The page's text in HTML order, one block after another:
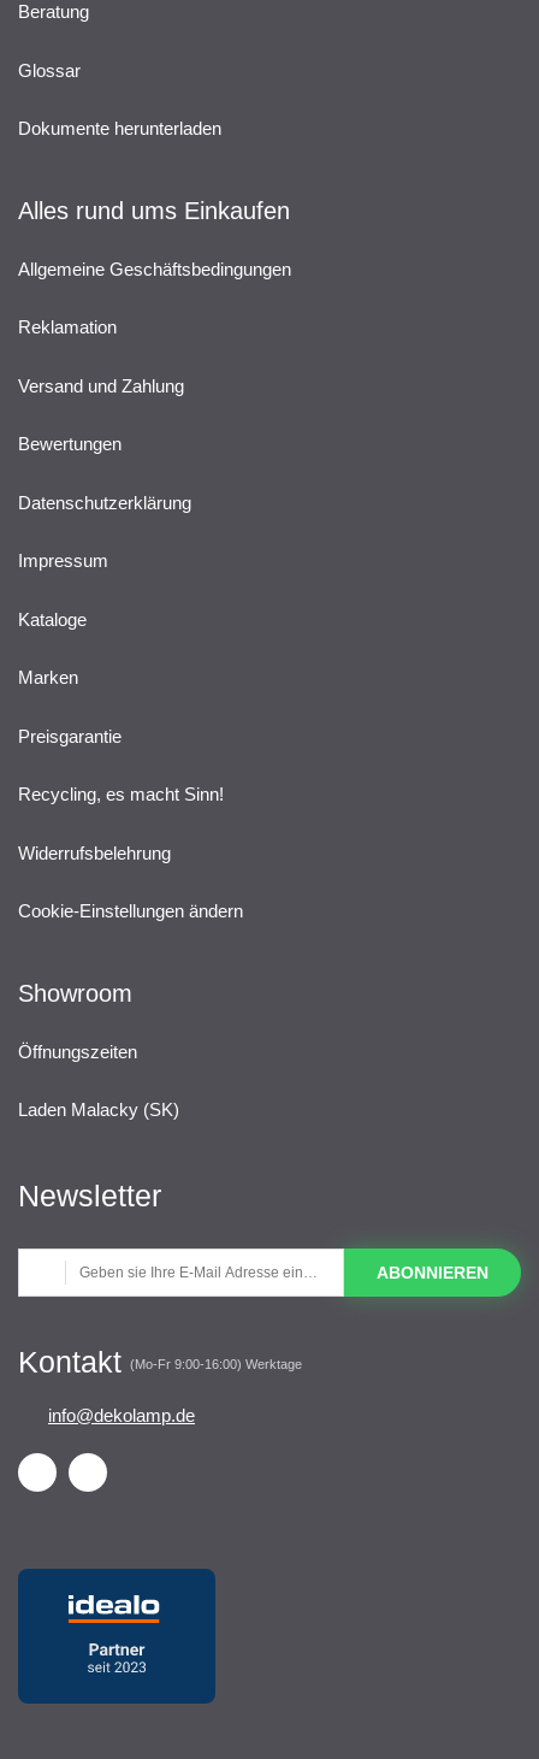
Beratung
Glossar
Dokumente herunterladen
Alles rund ums Einkaufen
Allgemeine Geschäftsbedingungen
Reklamation
Versand und Zahlung
Bewertungen
Datenschutzerklärung
Impressum
Kataloge
Marken
Preisgarantie
Recycling, es macht Sinn!
Widerrufsbelehrung
Cookie-Einstellungen ändern
Showroom
Öffnungszeiten
Laden Malacky (SK)
Newsletter
ABONNIEREN
Kontakt (Mo-Fr 9:00-16:00) Werktage
info@dekolamp.de